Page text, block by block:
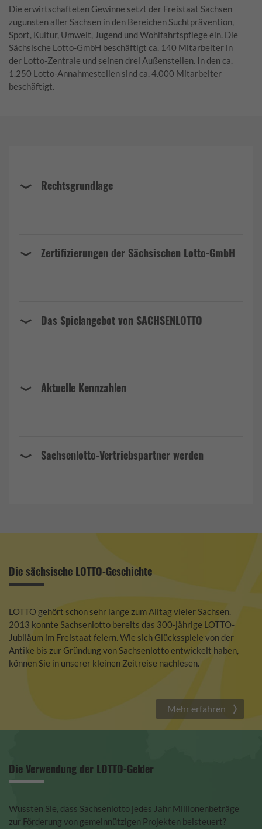
Die erwirtschafteten Gewinne setzt der Freistaat Sachsen
zugunsten aller Sachsen in den Bereichen Suchtprävention,
Sport, Kultur, Umwelt, Jugend und Wohlfahrtspflege ein. Die
Sächsische Lotto-GmbH beschäftigt ca. 140 Mitarbeiter in
der Lotto-Zentrale und seinen drei Außenstellen. In den ca.
1.250 Lotto-Annahmestellen sind ca. 4.000 Mitarbeiter
beschäftigt.
Rechtsgrundlage
Zertifizierungen der Sächsischen Lotto-GmbH
Das Spielangebot von SACHSENLOTTO
Aktuelle Kennzahlen
Sachsenlotto-Vertriebspartner werden
Die sächsische LOTTO-Geschichte
LOTTO gehört schon sehr lange zum Alltag vieler Sachsen.
2013 konnte Sachsenlotto bereits das 300-jährige LOTTO-
Jubiläum im Freistaat feiern. Wie sich Glücksspiele von der
Antike bis zur Gründung von Sachsenlotto entwickelt haben,
können Sie in unserer kleinen Zeitreise nachlesen.
Mehr erfahren
Die Verwendung der LOTTO-Gelder
Wussten Sie, dass Sachsenlotto jedes Jahr Millionenbeträge
zur Förderung von gemeinnützigen Projekten beisteuert?